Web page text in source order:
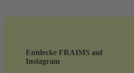
Entdecke FRAIMS auf
Instagram